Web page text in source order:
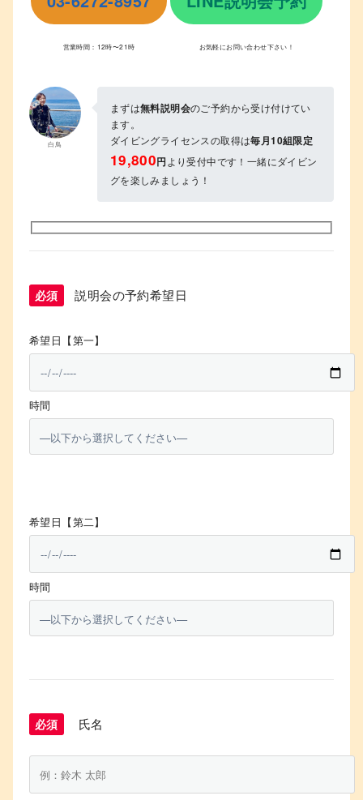
営業時間：12時〜21時 お気軽にお問い合わせ下さい！
白鳥
まずは無料説明会のご予約から受け付けてい
ます。
ダイビングライセンスの取得は毎月10組限定
19,800円より受付中です！一緒にダイビン
グを楽しみましょう！
必須 説明会の予約希望日
希望日【第一】
時間
希望日【第二】
時間
必須 氏名